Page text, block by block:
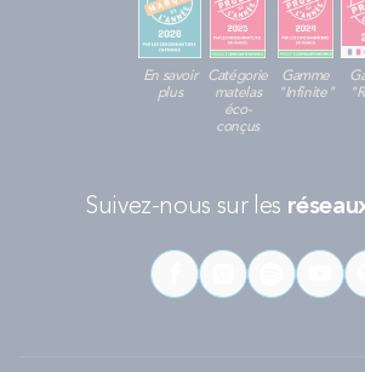
En savoir
plus
Catégorie
matelas
éco-
conçus
Gamme
"Infinite"
Suivez-nous sur les